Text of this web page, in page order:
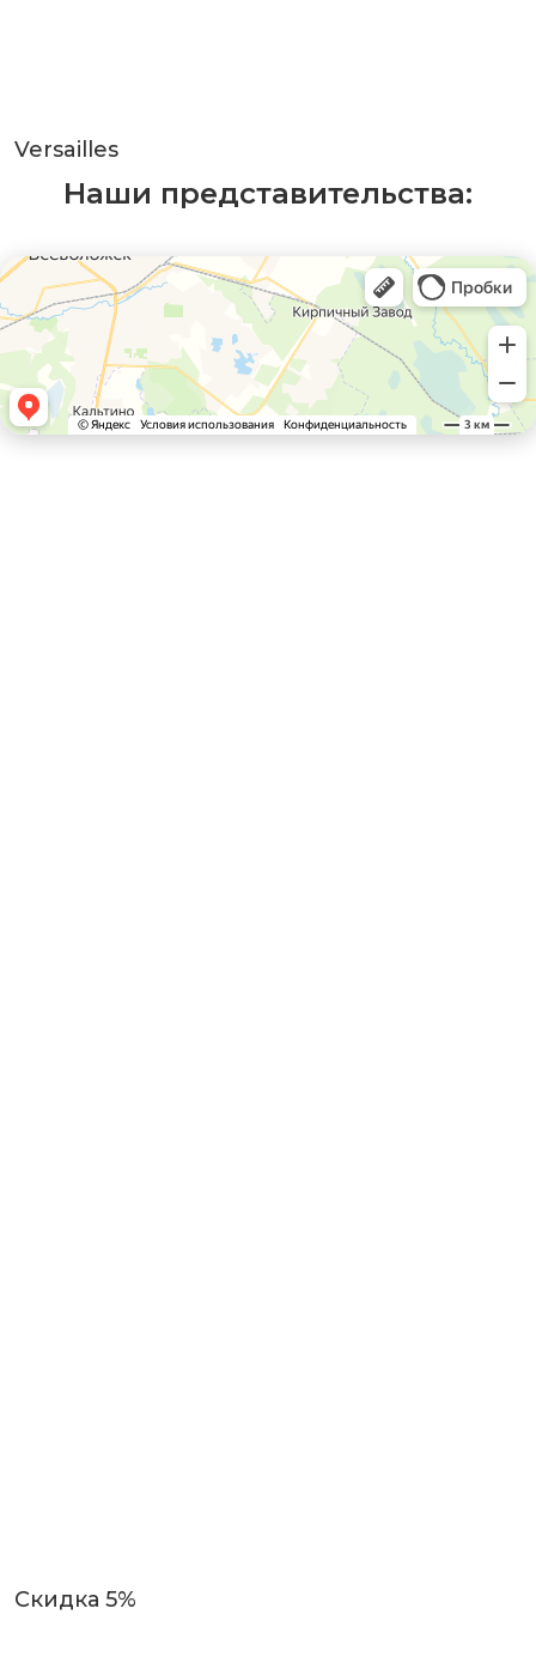
Versailles
Наши представительства:
Скидка 5%